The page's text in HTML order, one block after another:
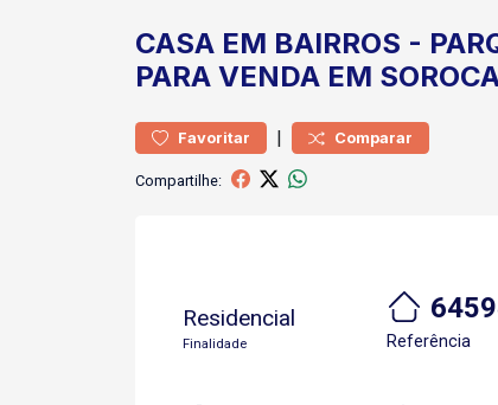
CASA EM BAIRROS -
PARA VENDA EM
Favoritar | Comparar
Compartilhe:
Residencial
Finalidade Referência